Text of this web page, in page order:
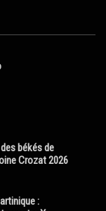
békés de
Crozat 2026
: